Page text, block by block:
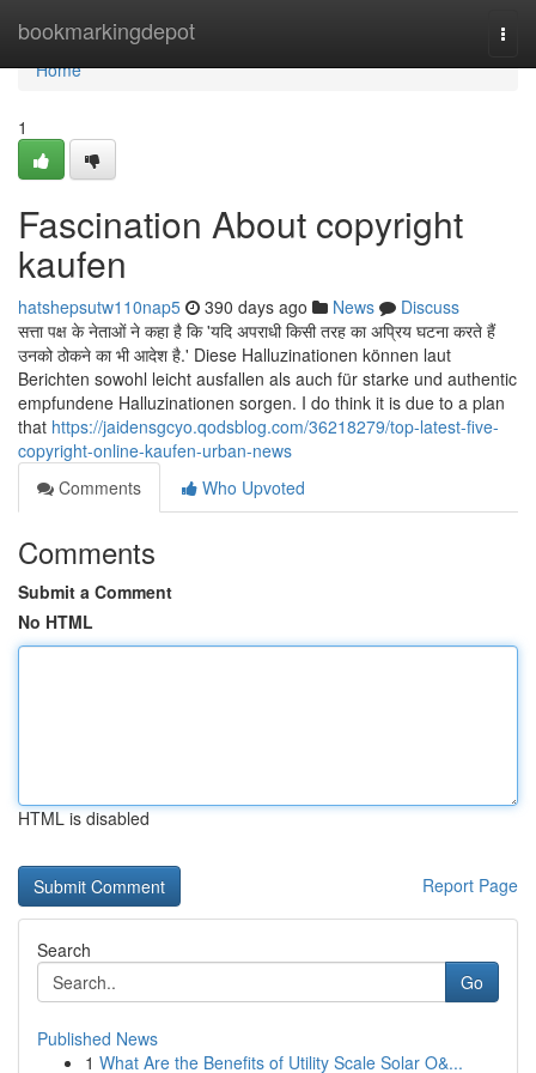
bookmarkingdepot
Home
Home
1
Fascination About copyright
kaufen
hatshepsutw110nap5 390 days ago News
Discuss
सत्ता पक्ष के नेताओं ने कहा है कि 'यदि अपराधी किसी तरह का अप्रिय घटना करते हैं
उनको ठोकने का भी आदेश है.' Diese Halluzinationen können laut
Berichten sowohl leicht ausfallen als auch für starke und authentic
empfundene Halluzinationen sorgen. I do think it is due to a plan
that https://jaidensgcyo.qodsblog.com/36218279/top-latest-five-
copyright-online-kaufen-urban-news
Comments
Who Upvoted
Comments
Submit a Comment
No HTML
HTML is disabled
Report Page
Search
Go
Published News
1 What Are the Benefits of Utility Scale Solar O&...